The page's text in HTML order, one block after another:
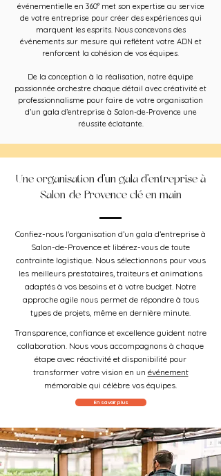
événementielle en 360° met son expertise au service
de votre entreprise pour créer des expériences qui
marquent les esprits. Nous concevons des
événements sur mesure qui reflètent votre ADN et
renforcent la cohésion de vos équipes.
De la conception à la réalisation, notre équipe
passionnée orchestre chaque détail avec créativité et
professionnalisme pour faire de votre organisation
d’un gala d’entreprise à Salon-de-Provence une
réussite éclatante.
Une organisation d’un gala d’entreprise à
Salon-de-Provence clé en main
Confiez-nous l'organisation d’un gala d’entreprise à
Salon-de-Provence et libérez-vous de toute
contrainte logistique. Nous sélectionnons pour vous
les meilleurs prestataires, traiteurs et animations
adaptés à vos besoins et à votre budget. Notre
approche agile nous permet de répondre à tous
types de projets, même en dernière minute.
Transparence, confiance et excellence guident notre
collaboration. Nous vous accompagnons à chaque
étape avec réactivité et disponibilité pour
transformer votre vision en un événement
mémorable qui célèbre vos équipes.
En savoir plus